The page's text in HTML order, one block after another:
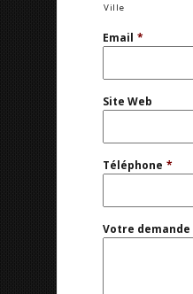
Ville
Email *
Site Web
Téléphone *
Votre demande